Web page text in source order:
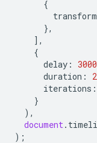
{
transform
},
],
{
delay : 3000
duration :
iterations :
}
),
document.
);